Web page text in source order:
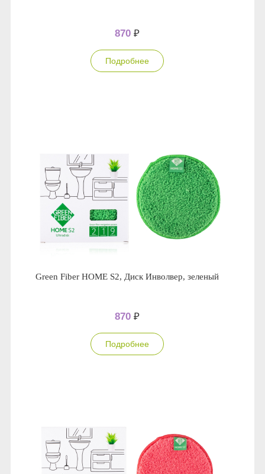
870 ₽
Подробнее
Green Fiber HOME S2, Диск Инволвер, зеленый
870 ₽
Подробнее